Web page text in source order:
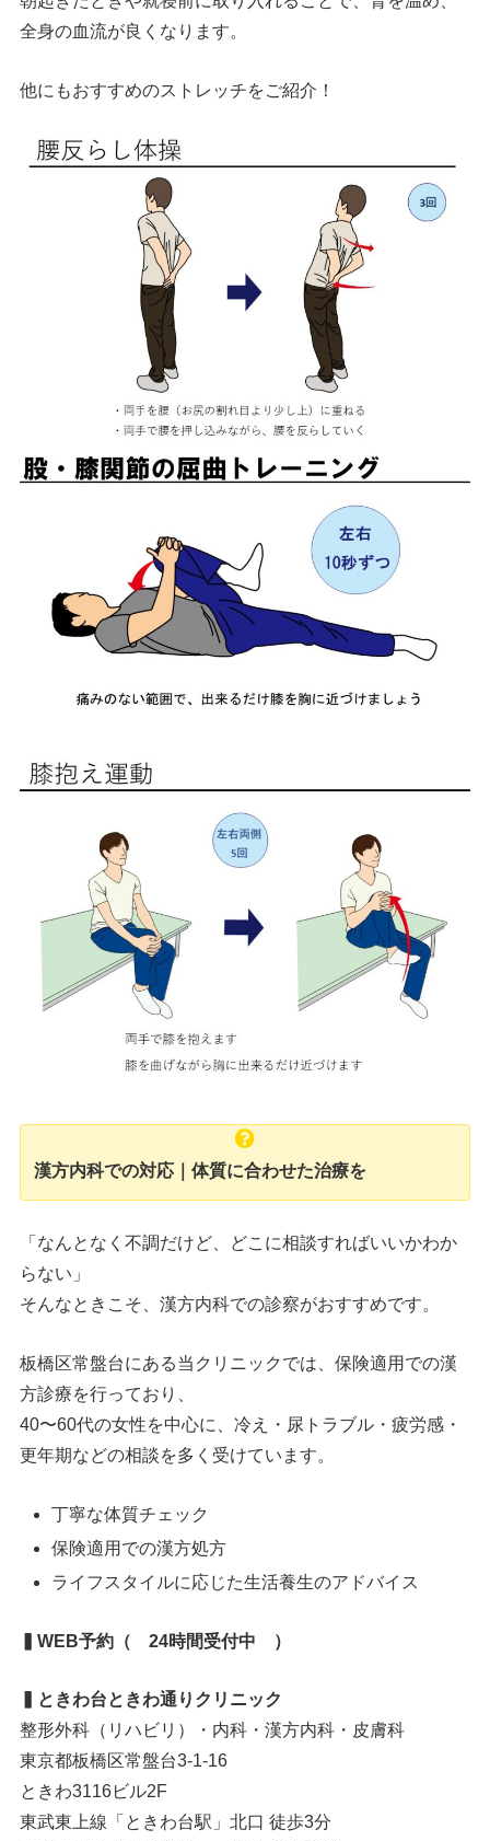
全身の血流が良くなります。
他にもおすすめのストレッチをご紹介！
漢方内科での対応｜体質に合わせた治療を
「なんとなく不調だけど、どこに相談すればいいかわか
らない」
そんなときこそ、漢方内科での診察がおすすめです。
板橋区常盤台にある当クリニックでは、保険適用での漢
方診療を行っており、
40〜60代の女性を中心に、冷え・尿トラブル・疲労感・
更年期などの相談を多く受けています。
丁寧な体質チェック
保険適用での漢方処方
ライフスタイルに応じた生活養生のアドバイス
▍WEB予約（ 24時間受付中 ）
▍ときわ台ときわ通りクリニック
整形外科（リハビリ）・内科・漢方内科・皮膚科
東京都板橋区常盤台3-1-16
ときわ3116ビル2F
東武東上線「ときわ台駅」北口 徒歩3分